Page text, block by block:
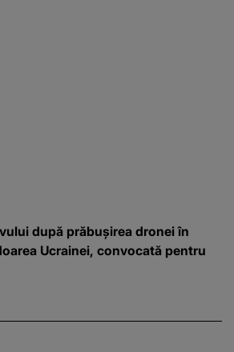
după prăbușirea dronei în
Ucrainei, convocată pentru